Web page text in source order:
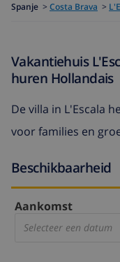
Spanje > Costa Brava >
Vakantiehuis
huren Hollandais
De villa in L'Escala
voor families en
Beschikbaarheid
Aankomst
Selecteer een datum